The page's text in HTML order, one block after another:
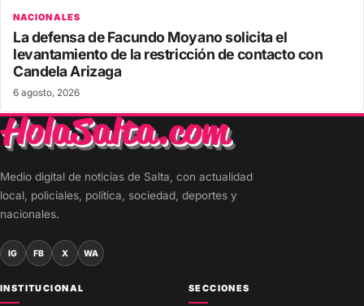
NACIONALES
La defensa de Facundo Moyano solicita el
levantamiento de la restricción de contacto con
Candela Arizaga
6 agosto, 2026
Medio digital de noticias de Salta, con actualidad
local, policiales, política, sociedad, deportes y
nacionales.
IG FB X WA
INSTITUCIONAL SECCIONES